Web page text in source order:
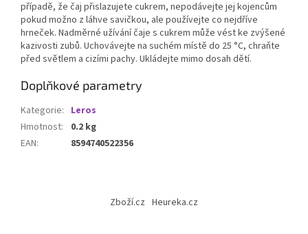
případě, že čaj přislazujete cukrem, nepodávejte jej kojencům
pokud možno z láhve savičkou, ale používejte co nejdříve
hrneček. Nadměrné užívání čaje s cukrem může vést ke zvýšené
kazivosti zubů. Uchovávejte na suchém místě do 25 °C, chraňte
před světlem a cizími pachy. Ukládejte mimo dosah dětí.
Doplňkové parametry
Kategorie: Leros
Hmotnost:
0.2 kg
EAN: 8594740522356
Zboží.cz Heureka.cz